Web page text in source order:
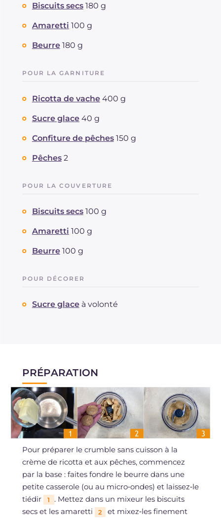
Biscuits secs 180 g
Amaretti 100 g
Beurre 180 g
POUR LA GARNITURE
Ricotta de vache 400 g
Sucre glace 40 g
Confiture de pêches 150 g
Pêches 2
POUR LA COUVERTURE
Biscuits secs 100 g
Amaretti 100 g
Beurre 100 g
POUR DÉCORER
Sucre glace à volonté
PRÉPARATION
Pour préparer le crumble sans cuisson à la
crème de ricotta et aux pêches, commencez
par la base : faites fondre le beurre dans une
petite casserole (ou au micro‑ondes) et laissez‑le
tiédir
1
. Mettez dans un mixeur les biscuits
secs et les amaretti
2 et mixez‑les finement